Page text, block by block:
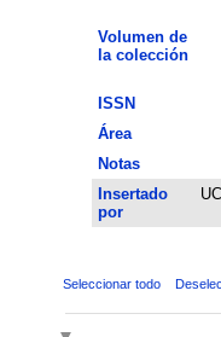
Volumen de
la colección
ISSN
Área
Notas
Insertado
por
Seleccionar todo